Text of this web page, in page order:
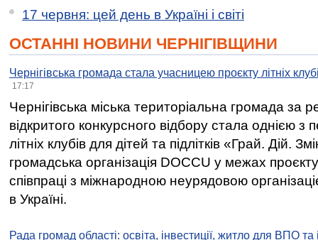
17 червня: цей день в Україні і світі
ОСТАННІ НОВИНИ ЧЕРНІГІВЩИНИ
Чернігівська громада стала учасницею проєкту літніх
17:17
Чернігівська міська територіальна громада за
відкритого конкурсного відбору стала однією
літніх клубів для дітей та підлітків «Грай. Дій.
громадська організація DOCCU у межах
співпраці з міжнародною неурядовою
в Україні.
Рада громад області: освіта, інвестиції, житло для ВПО